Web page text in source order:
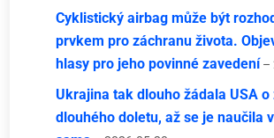
Cyklistický airbag může být
prvkem pro záchranu života.
hlasy pro jeho povinné zavedení –
Ukrajina tak dlouho žádala USA o
dlouhého doletu, až se je naučila